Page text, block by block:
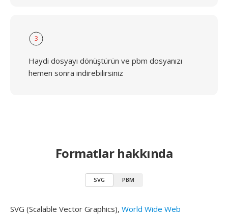
3
Haydi dosyayı dönüştürün ve pbm dosyanızı
hemen sonra indirebilirsiniz
Formatlar hakkında
SVG PBM
SVG (Scalable Vector Graphics), World Wide Web